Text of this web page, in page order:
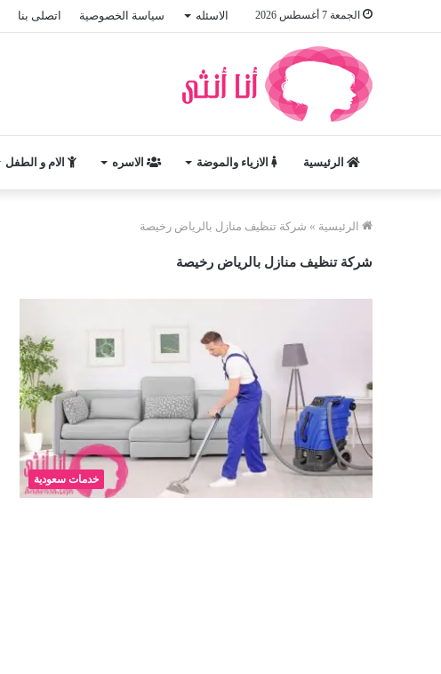
الجمعة 7 أغسطس 2026 الاسئله سياسة الخصوصية اتصلى بنا
الرئيسية الازياء والموضة الاسره الام و الطفل
الرئيسية » شركة تنظيف منازل بالرياض رخيصة
شركة تنظيف منازل بالرياض رخيصة
خدمات سعودية